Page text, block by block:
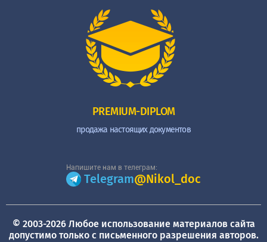
PREMIUM-DIPLOM
продажа настоящих документов
Напишите нам в телеграм:
Telegram@Nikol_doc
© 2003-2026 Любое использование материалов сайта
допустимо только с письменного разрешения авторов.